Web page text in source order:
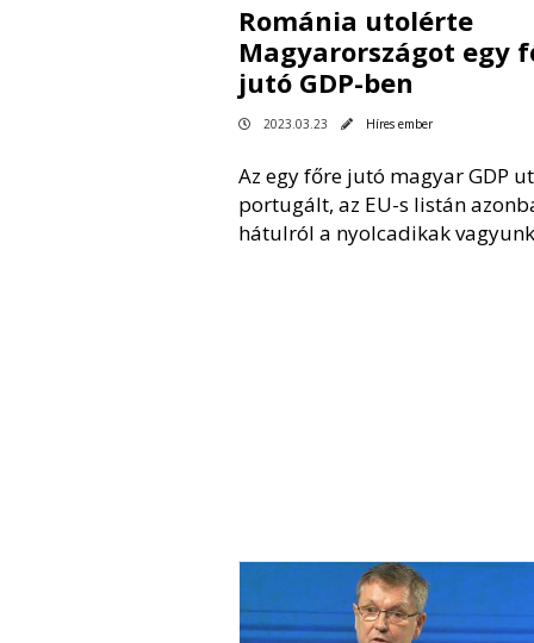
Románia utolérte
Magyarországot egy
jutó GDP-ben
2023.03.23 Híres ember
Az egy főre jutó magyar GDP
portugált, az EU-s listán
hátulról a nyolcadikak